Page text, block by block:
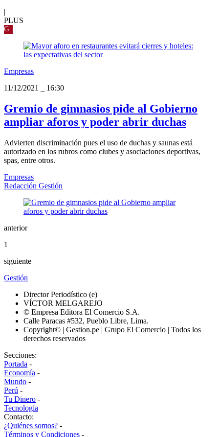
|
PLUS
G
Empresas
11/12/2021
16:30
Gremio de gimnasios pide al Gobierno
ampliar aforos y poder abrir duchas
Advierten discriminación pues el uso de duchas y saunas está
autorizado en los rubros como clubes y asociaciones deportivas,
spas, entre otros.
Empresas
Redacción Gestión
anterior
1
siguiente
Gestión
Director Periodístico (e)
VÍCTOR MELGAREJO
© Empresa Editora El Comercio S.A.
Calle Paracas #532, Pueblo Libre, Lima.
Copyright© | Gestion.pe | Grupo El Comercio | Todos los
derechos reservados
Secciones:
Portada -
Economía -
Mundo -
Perú -
Tu Dinero -
Tecnología
Contacto:
¿Quiénes somos? -
Términos y Condiciones -